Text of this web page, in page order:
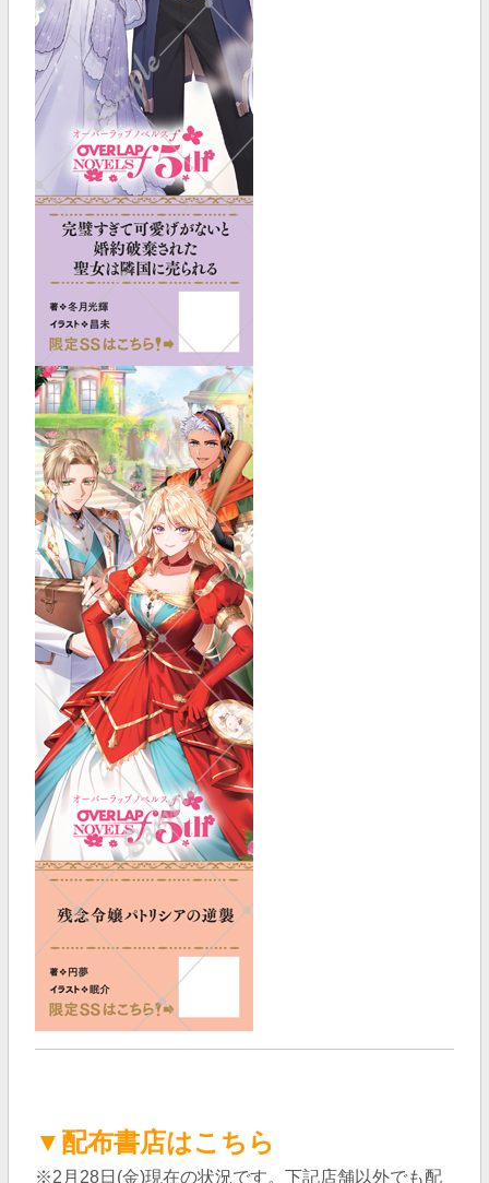
▼配布書店はこちら
※2月28日(金)現在の状況です。下記店舗以外でも配